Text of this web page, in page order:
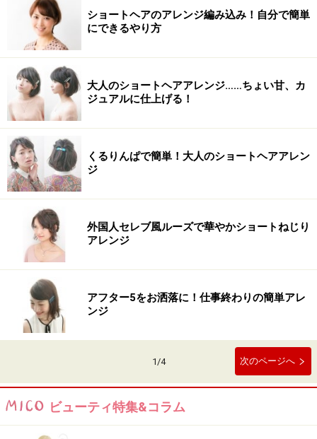
ショートヘアのアレンジ編み込み！自分で簡単
にできるやり方
大人のショートヘアアレンジ……ちょい甘、カ
ジュアルに仕上げる！
くるりんぱで簡単！大人のショートヘアアレン
ジ
外国人セレブ風ルーズで華やかショートねじり
アレンジ
アフター5をお洒落に！仕事終わりの簡単アレ
ンジ
1/4 次のページへ
ビューティ特集&コラム